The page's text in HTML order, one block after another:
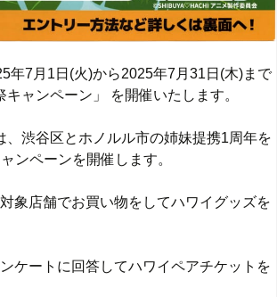
年7月1日(火)から2025年7月31日(木)まで
キャンペーン」 を開催いたします。
、渋谷区とホノルル市の姉妹提携1周年を
ンペーンを開催します。
象店舗でお買い物をしてハワイグッズを
ケートに回答してハワイペアチケットを